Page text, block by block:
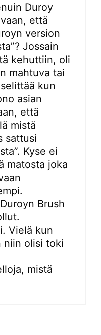
Duroy
että
version
Jossain
kehuttiin, oli
mahtuva tai
kun
asian
että
mistä
sattusi
Kyse ei
matosta joka
Brush
Vielä kun
niin olisi toki
mistä